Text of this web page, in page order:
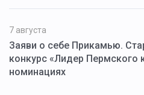
7 августа
Заяви о себе Прикамью.
конкурс «Лидер Пермского
номинациях